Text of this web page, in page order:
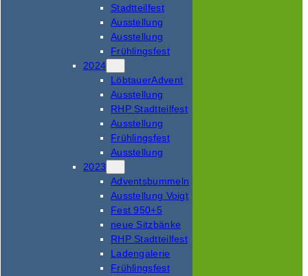
Stadtteilfest
Ausstellung
Ausstellung
Frühlingsfest
2024
LöbtauerAdvent
Ausstellung
RHP Stadtteilfest
Ausstellung
Frühlingsfest
Ausstellung
2023
Adventsbummeln
Ausstellung Voigt
Fest 950+5
neue Sitzbänke
RHP Stadtteilfest
Ladengalerie
Frühlingsfest